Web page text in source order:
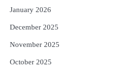
January 2026
December 2025
November 2025
October 2025